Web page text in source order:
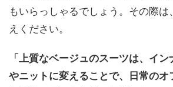
もいらっしゃるでしょう。その際
えください。
「上質なベージュのスーツは、イ
やニットに変えることで、日常のオ